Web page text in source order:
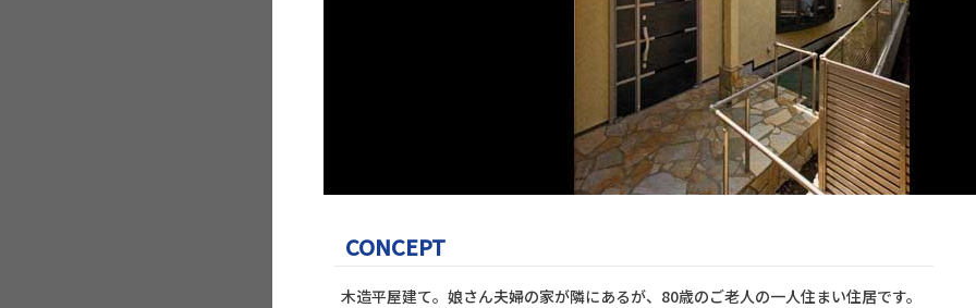
CONCEPT
木造平屋建て。娘さん夫婦の家が隣にあるが、80歳のご老人の一人住まい住居です。